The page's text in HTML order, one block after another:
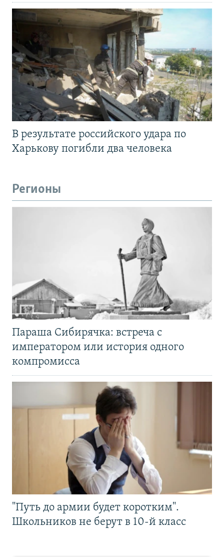
В результате российского удара по
Харькову погибли два человека
Регионы
Параша Сибирячка: встреча с
императором или история одного
компромисса
"Путь до армии будет коротким".
Школьников не берут в 10-й класс